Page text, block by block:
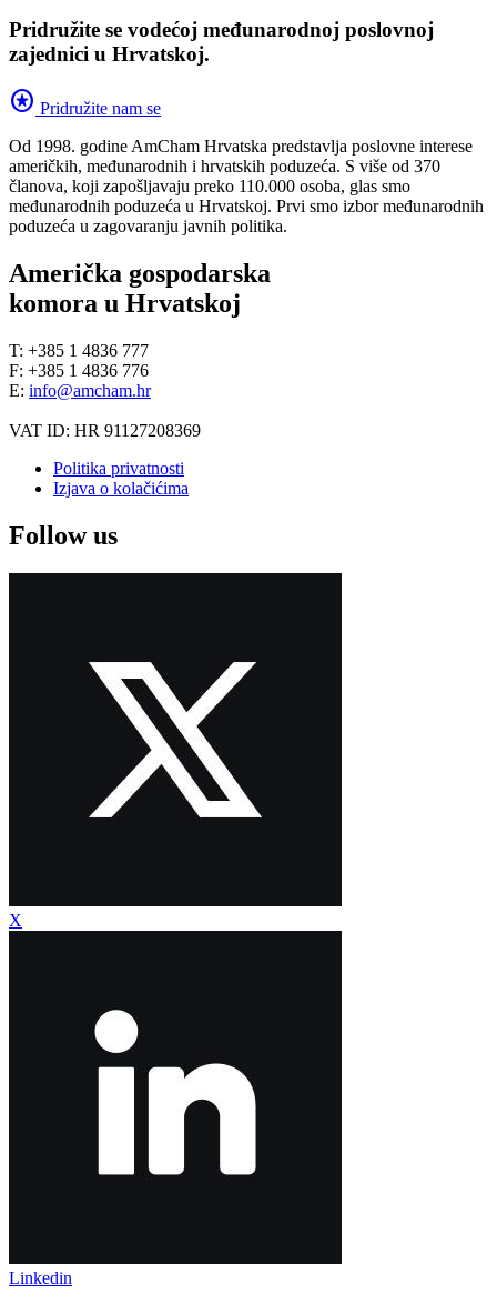
Pridružite se vodećoj međunarodnoj poslovnoj
zajednici u Hrvatskoj.
stars Pridružite nam se
Od 1998. godine AmCham Hrvatska predstavlja poslovne interese
američkih, međunarodnih i hrvatskih poduzeća. S više od 370
članova, koji zapošljavaju preko 110.000 osoba, glas smo
međunarodnih poduzeća u Hrvatskoj. Prvi smo izbor međunarodnih
poduzeća u zagovaranju javnih politika.
Američka gospodarska
komora u Hrvatskoj
T: +385 1 4836 777
F: +385 1 4836 776
E: info@amcham.hr
VAT ID: HR 91127208369
Politika privatnosti
Izjava o kolačićima
Follow us
X
Linkedin